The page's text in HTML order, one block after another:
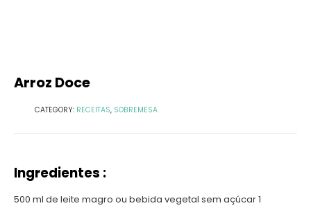
Arroz Doce
CATEGORY: RECEITAS, SOBREMESA
Ingredientes :
500 ml de leite magro ou bebida vegetal sem açúcar 1